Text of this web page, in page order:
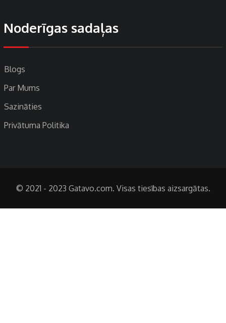
Noderīgas sadaļas
Blogs
Par Mums
Sazināties
Privātuma Politika
© 2021 - 2023 Gatavo.com. Visas tiesības aizsargātas.